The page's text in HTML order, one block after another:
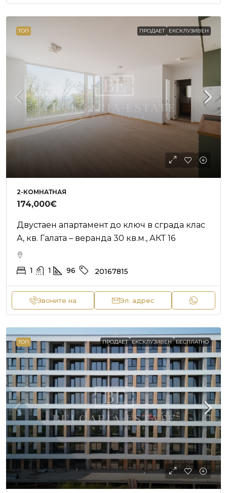
ТОП ПРОДАЕТ ЕКСКЛУЗИВЕН
2-КОМНАТНАЯ
174,000€
Двустаен апартамент до ключ в сграда клас
А, кв. Галата – веранда 30 кв.м., АКТ 16
1 1 96 20167815
Звоните на Эл. адрес
ТОП ПРОДАЕТ ЕКСКЛУЗИВЕН БЕСПЛАТНО